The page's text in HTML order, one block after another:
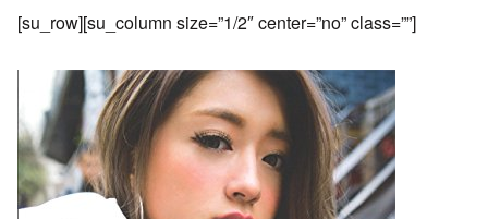
[su_row][su_column size=”1/2″ center=”no” class=””]